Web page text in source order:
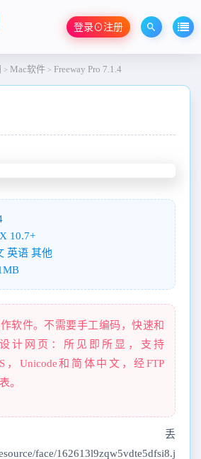
登录⊙注册
> Mac软件 > Freeway Pro 7.1.4
10.7+
英语 其他
软件。不需要手工编码，快速和
计网页：所见即所显，支持
，Unicode和简体中文，经FTP
。
丢
face/162613l9zqw5vdte5dfsi8.j